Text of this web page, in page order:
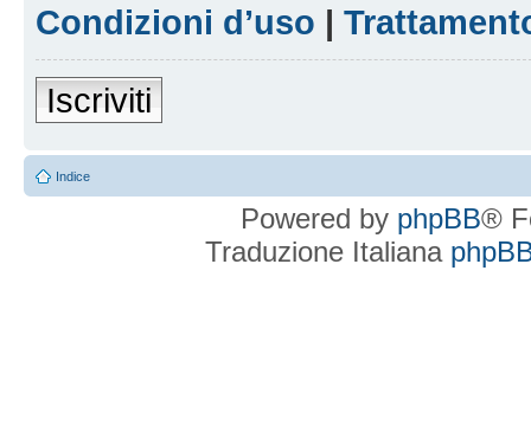
Condizioni d’uso |
Iscriviti
Indice
Powered by phpBB®
Traduzione Italiana